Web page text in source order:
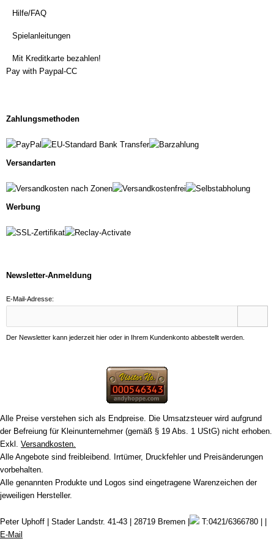
Hilfe/FAQ
Spielanleitungen
Mit Kreditkarte bezahlen!
Pay with Paypal-CC
Zahlungsmethoden
Versandarten
Werbung
Newsletter-Anmeldung
E-Mail-Adresse:
Der Newsletter kann jederzeit hier oder in Ihrem Kundenkonto abbestellt werden.
Alle Preise verstehen sich als Endpreise. Die Umsatzsteuer wird aufgrund
der Befreiung für Kleinunternehmer (gemäß § 19 Abs. 1 UStG) nicht erhoben.
Exkl. Versandkosten.
Alle Angebote sind freibleibend. Irrtümer, Druckfehler und Preisänderungen
vorbehalten.
Alle genannten Produkte und Logos sind eingetragene Warenzeichen der
jeweiligen Hersteller.
Peter Uphoff | Stader Landstr. 41-43 | 28719 Bremen |
T:0421/6366780 | |
E-Mail